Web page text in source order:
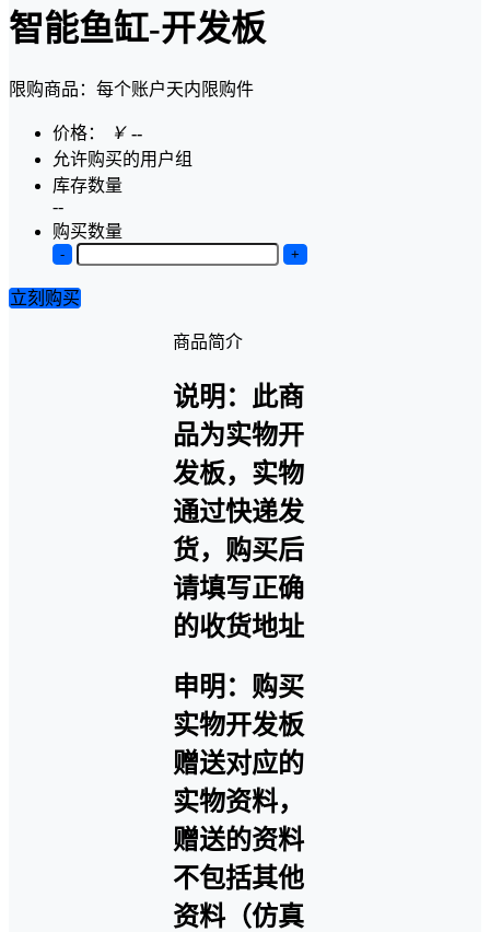
智能鱼缸-开发板
限购商品：每个账户天内 限购件
价格： ￥ --
允许购买的用户组
库存数量
--
购买数量
- +
立刻购买
商品简介
说明：此商
品为实物开
发板，实物
通过快递发
货，购买后
请填写正确
的收货地址
申明：购买
实物开发板
赠送对应的
实物资料，
赠送的资料
不包括其他
资料（仿真